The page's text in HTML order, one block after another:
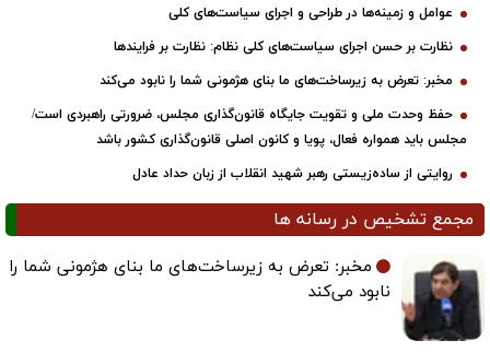
عوامل و زمینه‌ها در طراحی و اجرای سیاست‌های کلی
نظارت بر حسن اجرای سیاست‌های کلی نظام: نظارت بر فرایندها
مخبر: تعرض به زیرساخت‌های ما بنای هژمونی شما را نابود می‌کند
حفظ وحدت ملی و تقویت جایگاه قانون‌گذاری مجلس، ضرورتی راهبردی است/
مجلس باید همواره فعال، پویا و کانون اصلی قانون‌گذاری کشور باشد
روایتی از ساده‌زیستی رهبر شهید انقلاب از زبان حداد عادل
مجمع تشخیص در رسانه ها
مخبر: تعرض به زیرساخت‌های ما بنای هژمونی شما را
نابود می‌کند